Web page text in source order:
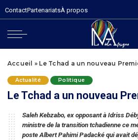
ContactPartenariatsÀ propos
Accueil » Le Tchad a un nouveau
Actualité Politique
Le Tchad a un nouveau
Saleh Kebzabo, ex opposant à Idriss
ministre de la transition tchadienne ce
poste Albert Pahimi Padacké qui avait